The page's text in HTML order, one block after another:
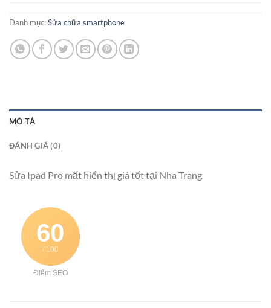
Danh mục:Sửa chữa smartphone
MÔ TẢ
ĐÁNH GIÁ (0)
Sửa Ipad Pro mất hiển thị giá tốt tại Nha Trang
60
/ 100
Điểm SEO